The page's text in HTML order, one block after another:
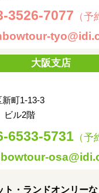
3526-7077 （予
大阪支店
町1-13-3
ビル2階
6533-5731 （予
ト・ランドオンリー